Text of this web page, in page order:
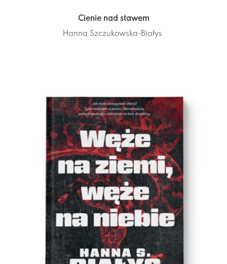
Cienie nad stawem
Hanna Szczukowska-Białys